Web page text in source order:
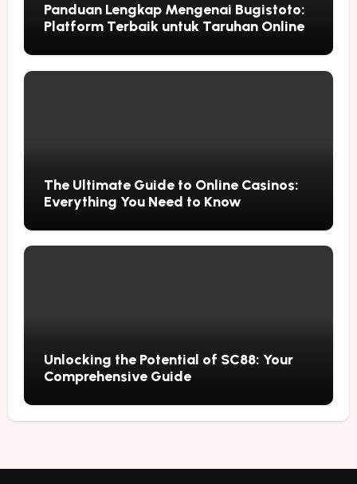
Panduan Lengkap Mengenai Bugistoto:
Platform Terbaik untuk Taruhan Online
The Ultimate Guide to Online Casinos:
Everything You Need to Know
Unlocking the Potential of SC88: Your
Comprehensive Guide